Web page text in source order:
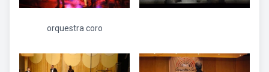
orquestra coro